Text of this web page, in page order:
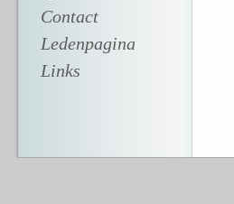
Contact
Ledenpagina
Links